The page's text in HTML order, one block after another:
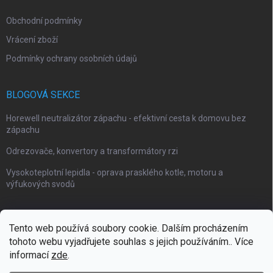
Tento web používá soubory cookie. Dalším procházením
tohoto webu vyjadřujete souhlas s jejich používáním.. Více
informací zde.
Obchodní podmínky
Vrácení zboží
Podmínky ochrany osobních údajů
BLOGOVÁ SEKCE
Horewell neutralizátor zápachu - efektivní cesta k domovu bez
zápachu
Odrezovače, konvertory a transformátory rzi
Vysokoteplotní lepidla - oprava prasklého kotle, motoru a
výfukových svodů
Webové stránky Impaguard Naše autokosmetika Impashield